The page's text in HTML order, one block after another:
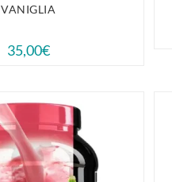
VANIGLIA
35,00€